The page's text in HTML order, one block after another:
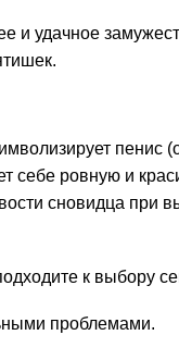
и удачное
пенис
себе ровную и
сновидца при
к выбору
проблемами.